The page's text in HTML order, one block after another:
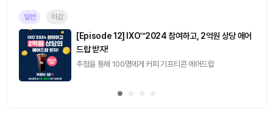
일반 마감
[Episode 12] IXO™2024 참여하고, 2억원 상당 에어
드랍 받자!
추첨을 통해 100명에게 커피 기프티콘 에어드랍